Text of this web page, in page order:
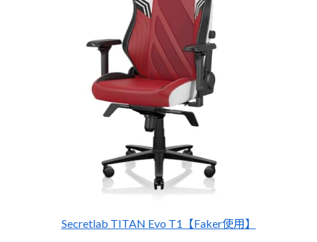
Secretlab TITAN Evo T1【Faker使用】